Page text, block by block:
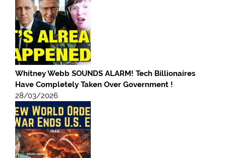
Whitney Webb SOUNDS ALARM! Tech Billionaires
Have Completely Taken Over Government !
28/03/2026